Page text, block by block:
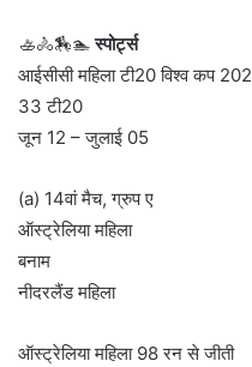
🚣🚴🏇🏊स्पोर्ट्स
आईसीसी महिला टी20 विश्व कप
33 टी20
जून 12 – जुलाई 05
(a) 14वां मैच, ग्रुप ए
ऑस्ट्रेलिया महिला
बनाम
नीदरलैंड महिला
ऑस्ट्रेलिया महिला 98 रन से जीती